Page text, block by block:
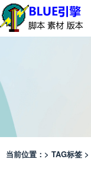
当前位置：> TAG标签 >